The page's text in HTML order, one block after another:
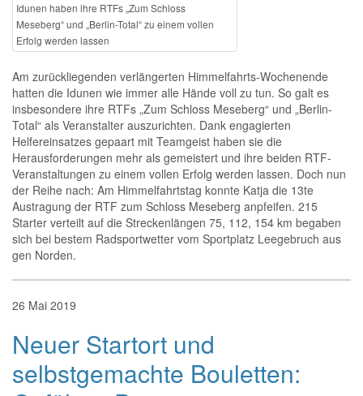
Idunen haben ihre RTFs „Zum Schloss
Meseberg“ und „Berlin-Total“ zu einem vollen
Erfolg werden lassen
Am zurückliegenden verlängerten Himmelfahrts-Wochenende
hatten die Idunen wie immer alle Hände voll zu tun. So galt es
insbesondere ihre RTFs „Zum Schloss Meseberg“ und „Berlin-
Total“ als Veranstalter auszurichten. Dank engagierten
Helfereinsatzes gepaart mit Teamgeist haben sie die
Herausforderungen mehr als gemeistert und ihre beiden RTF-
Veranstaltungen zu einem vollen Erfolg werden lassen. Doch nun
der Reihe nach: Am Himmelfahrtstag konnte Katja die 13te
Austragung der RTF zum Schloss Meseberg anpfeifen. 215
Starter verteilt auf die Streckenlängen 75, 112, 154 km begaben
sich bei bestem Radsportwetter vom Sportplatz Leegebruch aus
gen Norden.
26 Mai 2019
Neuer Startort und
selbstgemachte Bouletten: